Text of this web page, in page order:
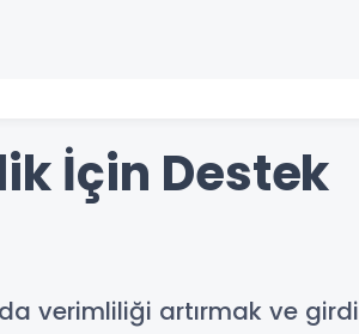
İçin Destek
verimliliği artırmak ve girdi